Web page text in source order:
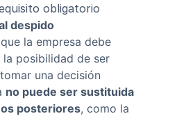
obligatorio
despido
la empresa debe
posibilidad de ser
una decisión
no puede ser sustituida
posteriores, como la